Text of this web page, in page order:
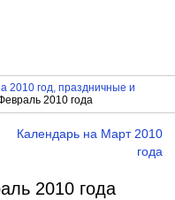
2010 год, праздничные и
2010 года
Календарь на Март 2010
года
2010 года